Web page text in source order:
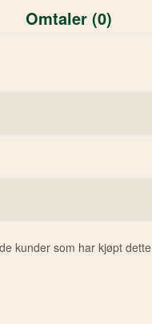
Omtaler (0)
kunder som har kjøpt